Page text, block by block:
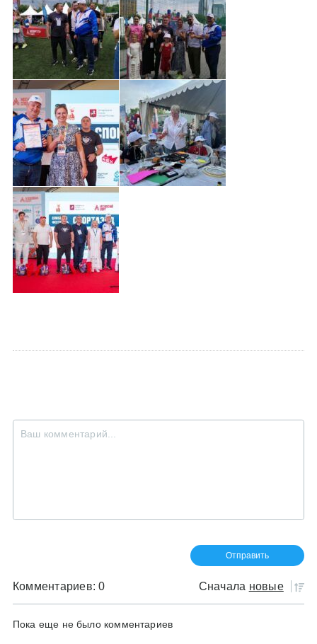
Комментариев: 0 Сначала новые
Пока еще не было комментариев